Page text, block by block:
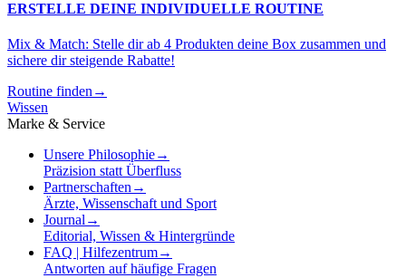
ERSTELLE DEINE INDIVIDUELLE ROUTINE
Mix & Match: Stelle dir ab 4 Produkten deine Box zusammen und
sichere dir steigende Rabatte!
Routine finden→
Wissen
Marke & Service
Unsere Philosophie→
Präzision statt Überfluss
Partnerschaften→
Ärzte, Wissenschaft und Sport
Journal→
Editorial, Wissen & Hintergründe
FAQ | Hilfezentrum→
Antworten auf häufige Fragen